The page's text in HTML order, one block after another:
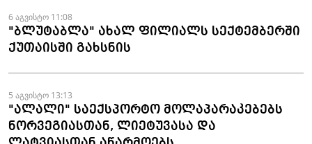
6 აგვისტო 11:08
"ბლუტაბლა" ახალ ფილიალს სექტემბერში
ქუთაისში გახსნის
5 აგვისტო 13:13
"ალალი" საექსპორტო მოლაპარაკებებს
ნორვეგიასთან, ლიეტუვასა და